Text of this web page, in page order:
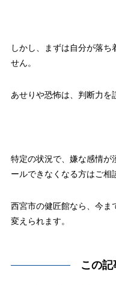
しかし、まずは自分が落ち
せん。
あせりや恐怖は、判断力を
特定の状況で、嫌な感情が
ールできなくなる方はご相
西宮市の健匠館なら、今ま
変えられます。
この